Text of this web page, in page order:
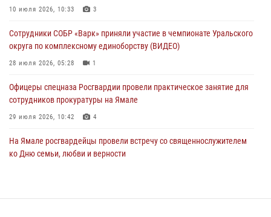
30 июля 2026, 09:34 1
Офицеры спецназа Росгвардии провели практическое занятие для
сотрудников прокуратуры на Ямале
29 июля 2026, 10:42 4
10 июля 2026, 10:33 3
Сотрудники СОБР «Варк» приняли участие в чемпионате Уральского
округа по комплексному единоборству (ВИДЕО)
28 июля 2026, 05:28 1
Офицеры спецназа Росгвардии провели практическое занятие для
сотрудников прокуратуры на Ямале
29 июля 2026, 10:42 4
На Ямале росгвардейцы провели встречу со священнослужителем
ко Дню семьи, любви и верности